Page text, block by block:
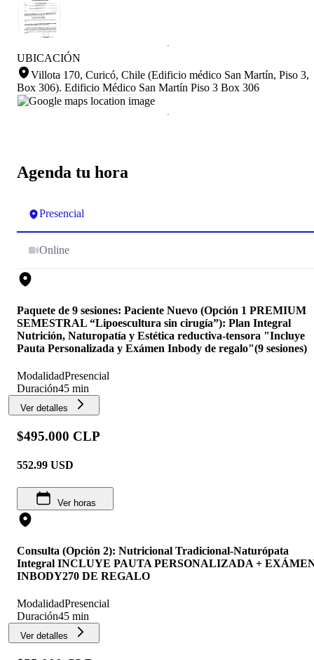
Agenda tu hora
Presencial
Online
Paquete de 9 sesiones: Paciente Nuevo (Opción 1 PREMIUM
SEMESTRAL “Lipoescultura sin cirugía”): Plan Integral
Nutrición, Naturopatía y Estética reductiva-tensora "Incluye
Pauta Personalizada y Exámen Inbody de regalo"(9 sesiones)
ModalidadPresencial
Duración45 min
Ver detalles
$495.000 CLP
552.99 USD
Ver horas
Consulta (Opción 2): Nutricional Tradicional-Naturópata
Integral INCLUYE PAUTA PERSONALIZADA +
INBODY270 DE REGALO
ModalidadPresencial
Duración45 min
Ver detalles
UBICACIÓN
Villota 170, Curicó, Chile (Edificio médico San Martín, Piso 3,
Box 306). Edificio Médico San Martín Piso 3 Box 306